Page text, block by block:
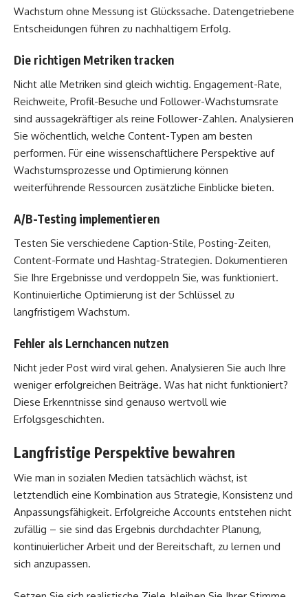
Wachstum ohne Messung ist Glückssache. Datengetriebene
Entscheidungen führen zu nachhaltigem Erfolg.
Die richtigen Metriken tracken
Nicht alle Metriken sind gleich wichtig. Engagement-Rate,
Reichweite, Profil-Besuche und Follower-Wachstumsrate
sind aussagekräftiger als reine Follower-Zahlen. Analysieren
Sie wöchentlich, welche Content-Typen am besten
performen. Für eine wissenschaftlichere Perspektive auf
Wachstumsprozesse und Optimierung können
weiterführende Ressourcen zusätzliche Einblicke bieten.
A/B-Testing implementieren
Testen Sie verschiedene Caption-Stile, Posting-Zeiten,
Content-Formate und Hashtag-Strategien. Dokumentieren
Sie Ihre Ergebnisse und verdoppeln Sie, was funktioniert.
Kontinuierliche Optimierung ist der Schlüssel zu
langfristigem Wachstum.
Fehler als Lernchancen nutzen
Nicht jeder Post wird viral gehen. Analysieren Sie auch Ihre
weniger erfolgreichen Beiträge. Was hat nicht funktioniert?
Diese Erkenntnisse sind genauso wertvoll wie
Erfolgsgeschichten.
Langfristige Perspektive bewahren
Wie man in sozialen Medien tatsächlich wächst, ist
letztendlich eine Kombination aus Strategie, Konsistenz und
Anpassungsfähigkeit. Erfolgreiche Accounts entstehen nicht
zufällig – sie sind das Ergebnis durchdachter Planung,
kontinuierlicher Arbeit und der Bereitschaft, zu lernen und
sich anzupassen.